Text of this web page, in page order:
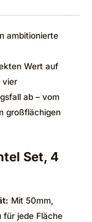
ambitionierte
Wert auf
vier
ab – vom
großflächigen
Set, 4
Mit 50mm,
für jede Fläche